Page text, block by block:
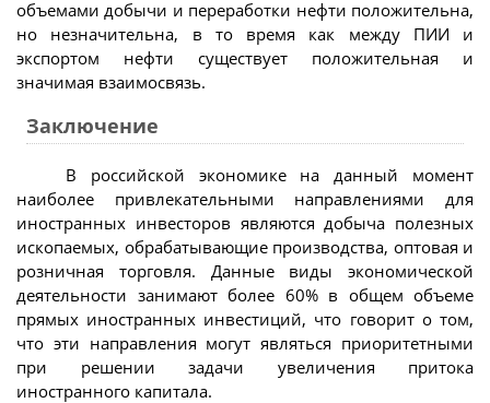
объемами добычи и переработки нефти положительна,
но незначительна, в то время как между ПИИ и
экспортом нефти существует положительная и
значимая взаимосвязь.
Заключение
В российской экономике на данный момент
наиболее привлекательными направлениями для
иностранных инвесторов являются добыча полезных
ископаемых, обрабатывающие производства, оптовая и
розничная торговля. Данные виды экономической
деятельности занимают более 60% в общем объеме
прямых иностранных инвестиций, что говорит о том,
что эти направления могут являться приоритетными
при решении задачи увеличения притока
иностранного капитала.